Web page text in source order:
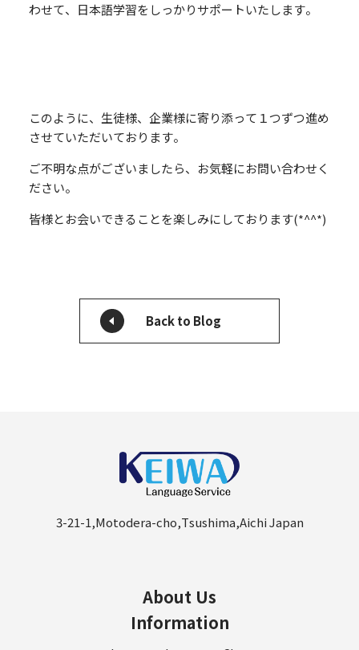
わせて、日本語学習をしっかりサポートいたします。
このように、生徒様、企業様に寄り添って１つずつ進め
させていただいております。
ご不明な点がございましたら、お気軽にお問い合わせく
ださい。
皆様とお会いできることを楽しみにしております(*^^*)
Back to Blog
3-21-1,Motodera-cho,Tsushima,Aichi Japan
About Us
Information